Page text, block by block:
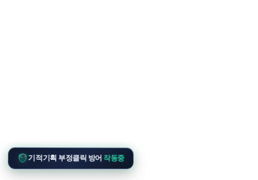
기적기획 부정클릭 방어 작동중